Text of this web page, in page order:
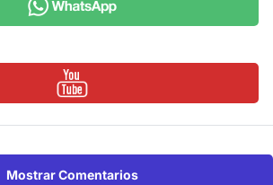
Mostrar Comentarios